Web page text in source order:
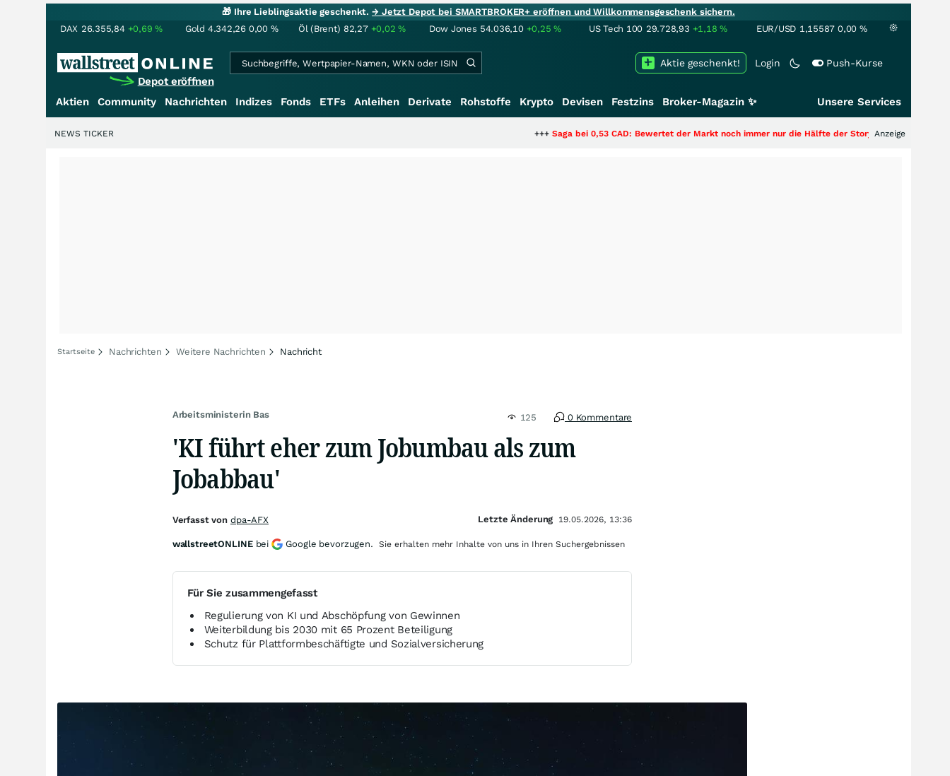
🎁 Ihre Lieblingsaktie geschenkt.→ Jetzt Depot bei SMARTBROKER+ eröffnen und Willkommensgeschenk sichern.
DAX 26.355,84 +0,69% Gold 4.342,26 0,00 % Öl (Brent) 82,27 +0,02% Dow Jones 54.036,10 +0,25% US Tech 100 29.728,93 +1,18% EUR/USD 1,15587 0,00 %
Depot eröffnen
Login Push-Kurse
Aktie geschenkt!
Aktien Community Nachrichten Indizes Fonds ETFs Anleihen Derivate Rohstoffe Krypto Devisen Festzins Broker-Magazin ✨ Unsere Services
Saga bei 0,53 CAD: Bewertet der Markt noch immer nur die Hälfte der Story?+++ Anzeige
NEWS TICKER
Startseite Nachrichten Weitere Nachrichten Nachricht
Arbeitsministerin Bas 125 0 Kommentare
'KI führt eher zum Jobumbau als zum
Jobabbau'
Für Sie zusammengefasst
Regulierung von KI und Abschöpfung von Gewinnen
Weiterbildung bis 2030 mit 65 Prozent Beteiligung
Schutz für Plattformbeschäftigte und Sozialversicherung
Verfasst von dpa-AFX Letzte Änderung 19.05.2026, 13:36
wallstreetONLINE bei Google bevorzugen. Sie erhalten mehr Inhalte von uns in Ihren Suchergebnissen